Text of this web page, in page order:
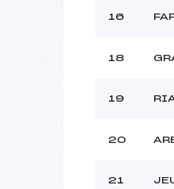
16
18
19
20
21